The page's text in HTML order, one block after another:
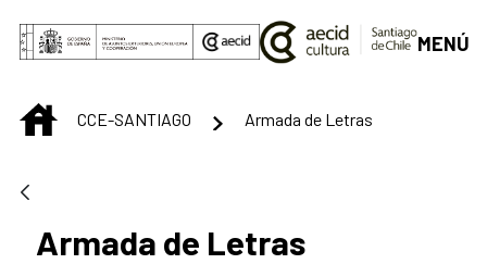
Saut au contenu principal
MENÚ
INICIOCCE-SANTIAGO Armada de Letras
Armada de Letras